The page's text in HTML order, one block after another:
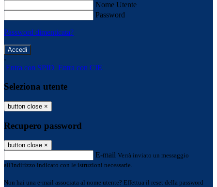
Nome Utente
Password
Password dimenticata?
-
Entra con SPID Entra con CIE
Seleziona utente
button close ×
Recupero password
button close ×
E-mail Verrà inviato un messaggio
all'indirizzo indicato con le istruzioni necessarie.
Non hai una e-mail associata al nome utente? Effettua il reset della password